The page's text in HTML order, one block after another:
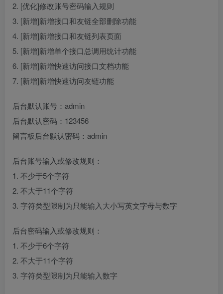
2. [优化]修改账号密码输入规则
3. [新增]新增接口和友链全部删除功能
4. [新增]新增接口和友链列表页面
5. [新增]新增单个接口总调用统计功能
6. [新增]新增快速访问接口文档功能
7. [新增]新增快速访问友链功能
后台默认账号：admin
后台默认密码：123456
留言板后台默认密码：admin
后台账号输入或修改规则：
1. 不少于5个字符
2. 不大于11个字符
3. 字符类型限制为只能输入大小写英文字母与数字
后台密码输入或修改规则：
1. 不少于6个字符
2. 不大于11个字符
3. 字符类型限制为只能输入数字